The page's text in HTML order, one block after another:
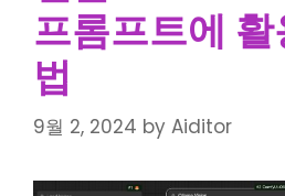
프롬프트에
법
9월 2, 2024 by Aiditor